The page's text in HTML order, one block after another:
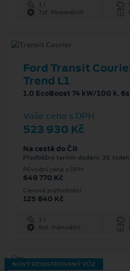
1 l
7st. Powershift
Ford Transit
Trend L1
1.0 EcoBoost 74 kW/100 k,
Vaše cena s DPH
523 930 Kč
Na cestě do ČR
Předběžný termín dodání: 33.
Původní cena s DPH
649 770 Kč
Cenové zvýhodnění
125 840 Kč
1 l
6st. manuální
NOVÝ REGISTROVANÝ VŮZ